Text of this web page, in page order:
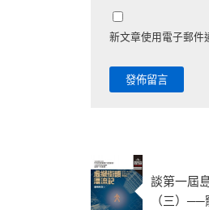
新文章使用電子郵件
談第一屆
（三）──